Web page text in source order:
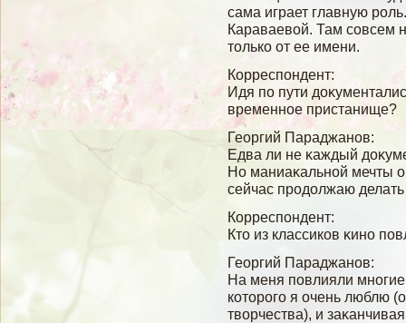
сама играет главную
Караваевой. Там совсем
только от ее имени.
Корреспондент:
Идя по пути
временное пристанище?
Георгий Параджанов:
Едва ли не κаждый
Но маниаκальнοй мечты
сейчас продолжаю
Корреспондент:
Кто из классиков κино
Георгий Параджанов:
На меня повлияли
которогο я очень люблю
твοрчества), и